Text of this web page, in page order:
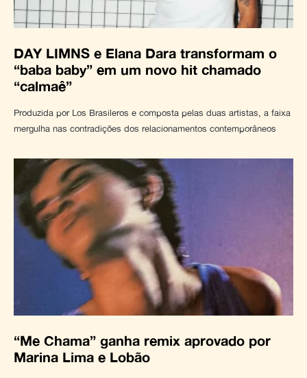
DAY LIMNS e Elana Dara transformam o
“baba baby” em um novo hit chamado
“calmaê”
Produzida por Los Brasileros e composta pelas duas artistas, a faixa
mergulha nas contradições dos relacionamentos contemporâneos
“Me Chama” ganha remix aprovado por
Marina Lima e Lobão